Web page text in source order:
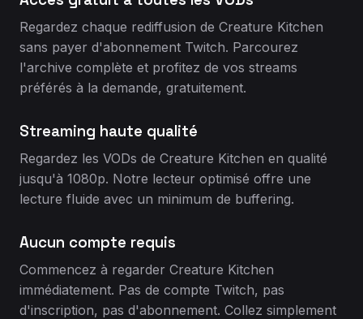
Regardez chaque rediffusion de Creature Kitchen
sans payer d'abonnement Twitch. Parcourez
l'archive complète et profitez de vos streams
préférés à la demande, gratuitement.
Streaming haute qualité
Regardez les VODs de Creature Kitchen en qualité
jusqu'à 1080p. Notre lecteur optimisé offre une
lecture fluide avec un minimum de buffering.
Aucun compte requis
Commencez à regarder Creature Kitchen
immédiatement. Pas de compte Twitch, pas
d'inscription, pas d'abonnement. Collez simplement